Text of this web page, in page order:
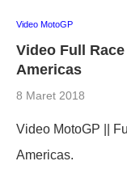
Video MotoGP
Video Full
Americas
8 Maret 2018
Video MotoGP ||
Americas.